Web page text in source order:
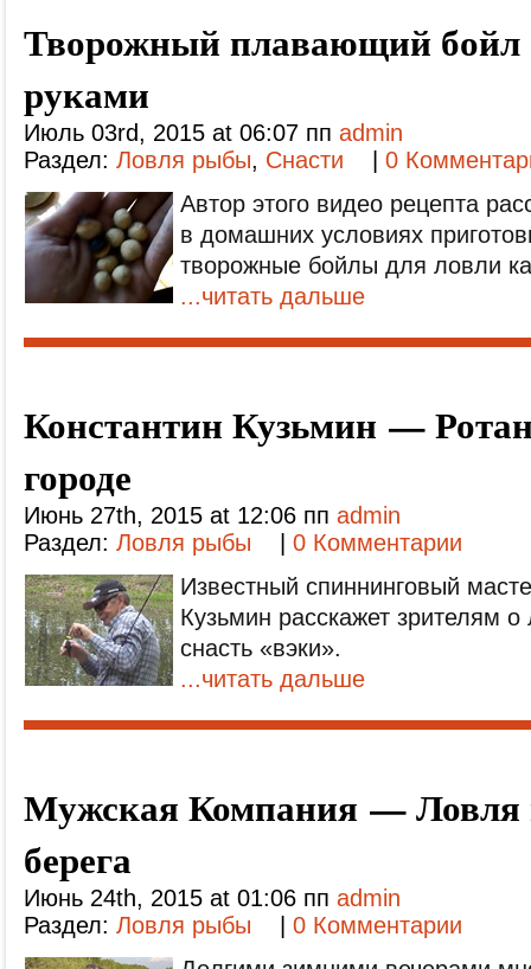
Творожный плавающий бойл
руками
Июль 03rd, 2015 at 06:07 пп admin
Раздел: Ловля рыбы, Снасти
0
Автор этого видео рецепта
в домашних условиях
творожные бойлы для ловли
...читать дальше
Константин Кузьмин —
городе
Июнь 27th, 2015 at 12:06 пп admin
Раздел: Ловля рыбы
0 Комментарии
Известный спиннинговый
Кузьмин расскажет зрителям
снасть «вэки».
...читать дальше
Мужская Компания — Ловля
берега
Июнь 24th, 2015 at 01:06 пп admin
Раздел: Ловля рыбы
0 Комментарии